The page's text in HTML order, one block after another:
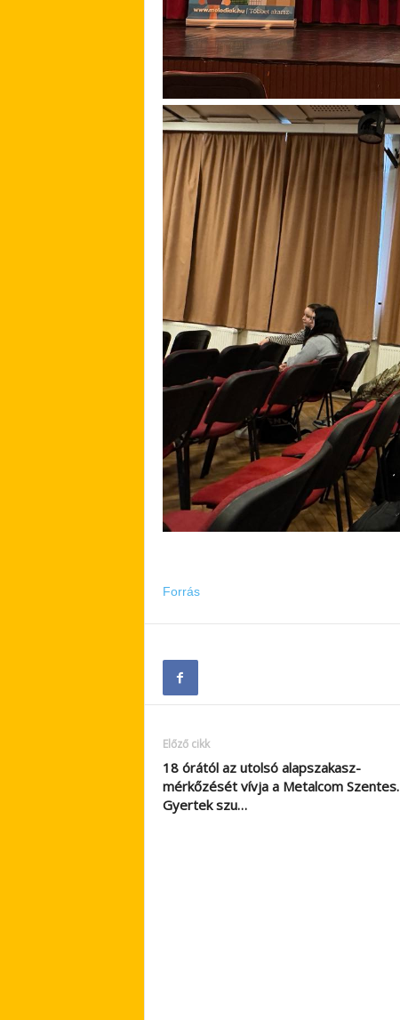
Forrás
Előző cikk
18 órától az utolsó alapszakasz-
mérkőzését vívja a Metalcom Szentes.
Gyertek szu…